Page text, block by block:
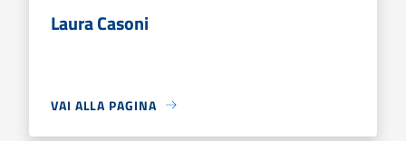
Laura Casoni
VAI ALLA PAGINA